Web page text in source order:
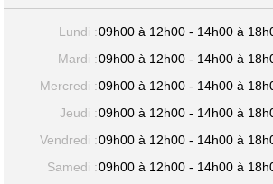
Lundi :09h00 à 12h00 - 14h00 à
Mardi :09h00 à 12h00 - 14h00 à
Mercredi :09h00 à 12h00 - 14h00 à
Jeudi :09h00 à 12h00 - 14h00 à
Vendredi :09h00 à 12h00 - 14h00 à
Samedi :09h00 à 12h00 - 14h00 à